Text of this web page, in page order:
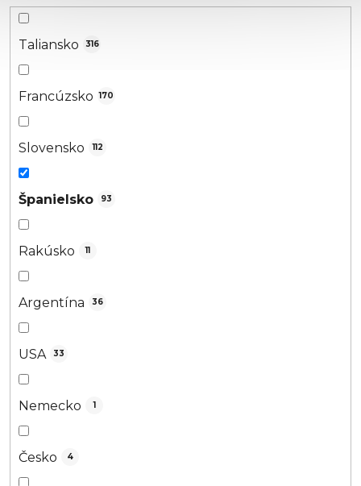
Taliansko 316
Francúzsko 170
Slovensko 112
Španielsko 93
Rakúsko 11
Argentína 36
USA 33
Nemecko 1
Česko 4